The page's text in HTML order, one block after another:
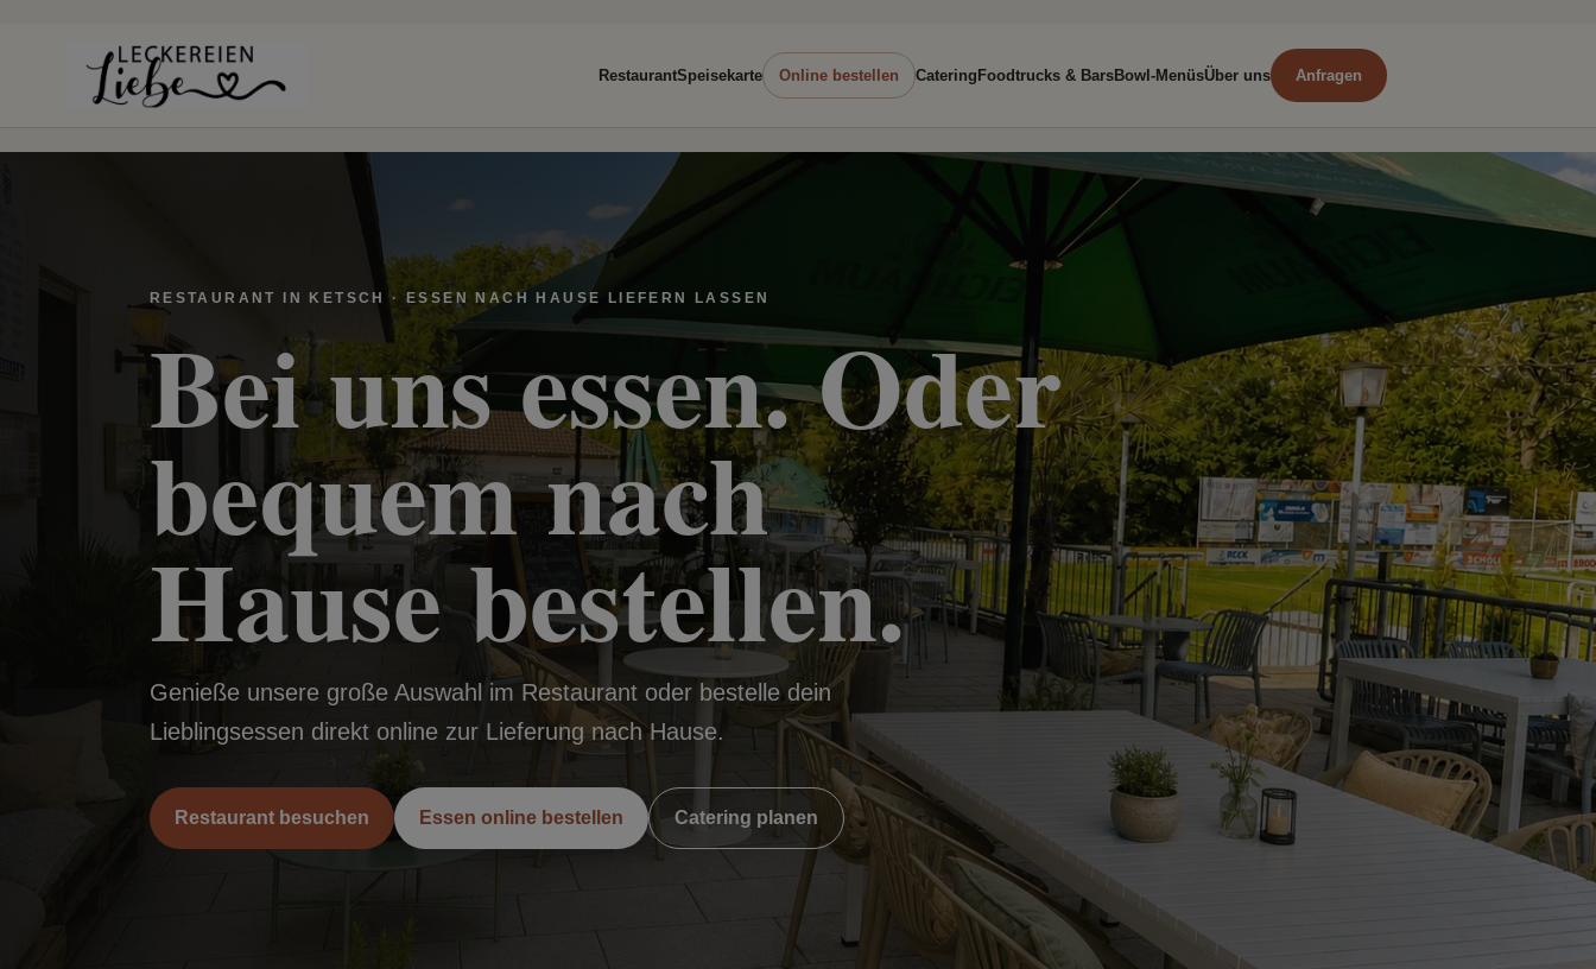
RestaurantSpeisekarte Online bestellen Catering Foodtrucks & BarsBowl-MenüsÜber uns Anfragen
RESTAURANT IN KETSCH · ESSEN NACH HAUSE LIEFERN LASSEN
Bei uns essen. Oder
bequem nach
Hause bestellen.
Genieße unsere große Auswahl im Restaurant oder bestelle dein
Lieblingsessen direkt online zur Lieferung nach Hause.
Restaurant besuchen Essen online bestellen Catering planen